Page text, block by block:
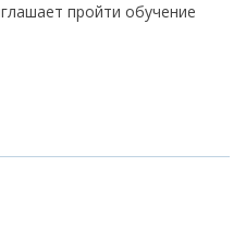
пройти обучение